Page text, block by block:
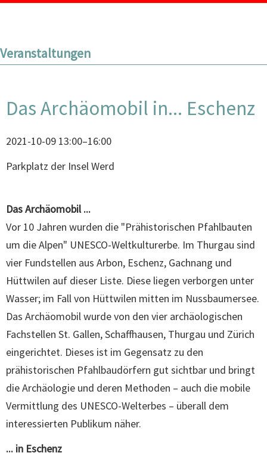
Veranstaltungen
Das Archäomobil in... Eschenz
2021-10-09 13:00–16:00
Parkplatz der Insel Werd
Das Archäomobil ...
Vor 10 Jahren wurden die "Prähistorischen Pfahlbauten
um die Alpen" UNESCO-Weltkulturerbe. Im Thurgau sind
vier Fundstellen aus Arbon, Eschenz, Gachnang und
Hüttwilen auf dieser Liste. Diese liegen verborgen unter
Wasser; im Fall von Hüttwilen mitten im Nussbaumersee.
Das Archäomobil wurde von den vier archäologischen
Fachstellen St. Gallen, Schaffhausen, Thurgau und Zürich
eingerichtet. Dieses ist im Gegensatz zu den
prähistorischen Pfahlbaudörfern gut sichtbar und bringt
die Archäologie und deren Methoden – auch die mobile
Vermittlung des UNESCO-Welterbes – überall dem
interessierten Publikum näher.
... in Eschenz